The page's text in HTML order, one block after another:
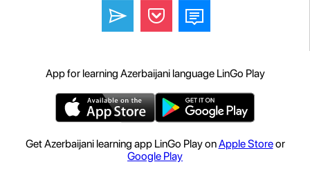
App for learning Azerbaijani language LinGo Play
Get Azerbaijani learning app LinGo Play onApple Storeor
Google Play